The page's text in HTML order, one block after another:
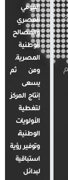
القومي
المصري
والمصالح
الوطنية
المصرية.
ومن ثم
يسعى
إنتاج المركز
لتغطية
الأولويات
الوطنية،
وتوفير رؤية
استباقية
لبدائل